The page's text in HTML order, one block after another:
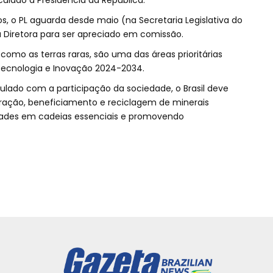
o PL aguarda desde maio (na Secretaria Legislativa do
para ser apreciado em comissão.
as terras raras, são uma das áreas prioritárias
e Inovação 2024-2034.
com a participação da sociedade, o Brasil deve
beneficiamento e reciclagem de minerais
em cadeias essenciais e promovendo